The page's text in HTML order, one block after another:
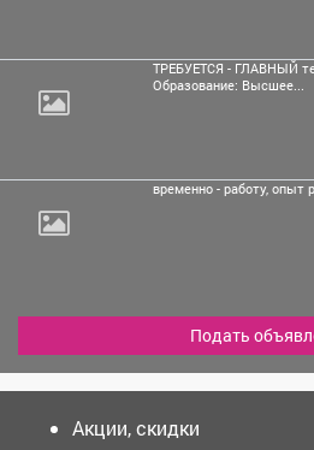
ТРЕБУЕТСЯ - ГЛАВНЫЙ
Образование: Высшее...
временно - работу, опыт
Подать
Акции, скидки